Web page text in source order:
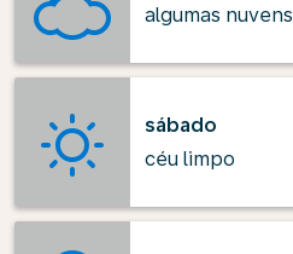
algumas nuvens
sábado
céu limpo